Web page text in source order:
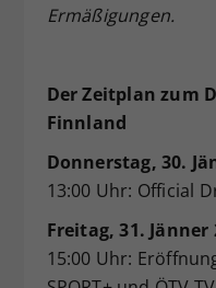
Ermäßigungen.
Der Zeitplan zum
Finnland
Donnerstag, 30.
13:00 Uhr: Official
Freitag, 31. Jänner
15:00 Uhr: